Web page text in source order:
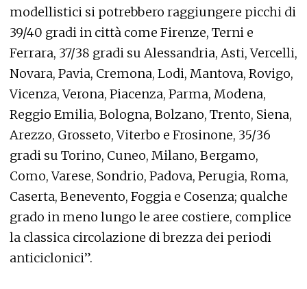
modellistici si potrebbero raggiungere picchi di
39/40 gradi in città come Firenze, Terni e
Ferrara, 37/38 gradi su Alessandria, Asti, Vercelli,
Novara, Pavia, Cremona, Lodi, Mantova, Rovigo,
Vicenza, Verona, Piacenza, Parma, Modena,
Reggio Emilia, Bologna, Bolzano, Trento, Siena,
Arezzo, Grosseto, Viterbo e Frosinone, 35/36
gradi su Torino, Cuneo, Milano, Bergamo,
Como, Varese, Sondrio, Padova, Perugia, Roma,
Caserta, Benevento, Foggia e Cosenza; qualche
grado in meno lungo le aree costiere, complice
la classica circolazione di brezza dei periodi
anticiclonici”.